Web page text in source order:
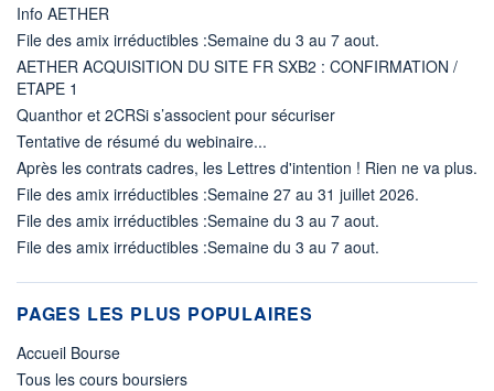
Info AETHER
File des amix irréductibles :Semaine du 3 au 7 aout.
AETHER ACQUISITION DU SITE FR SXB2 : CONFIRMATION /
ETAPE 1
Quanthor et 2CRSi s’associent pour sécuriser
Tentative de résumé du webinaire...
Après les contrats cadres, les Lettres d'intention ! Rien ne va plus.
File des amix irréductibles :Semaine 27 au 31 juillet 2026.
File des amix irréductibles :Semaine du 3 au 7 aout.
File des amix irréductibles :Semaine du 3 au 7 aout.
PAGES LES PLUS POPULAIRES
Accueil Bourse
Tous les cours boursiers